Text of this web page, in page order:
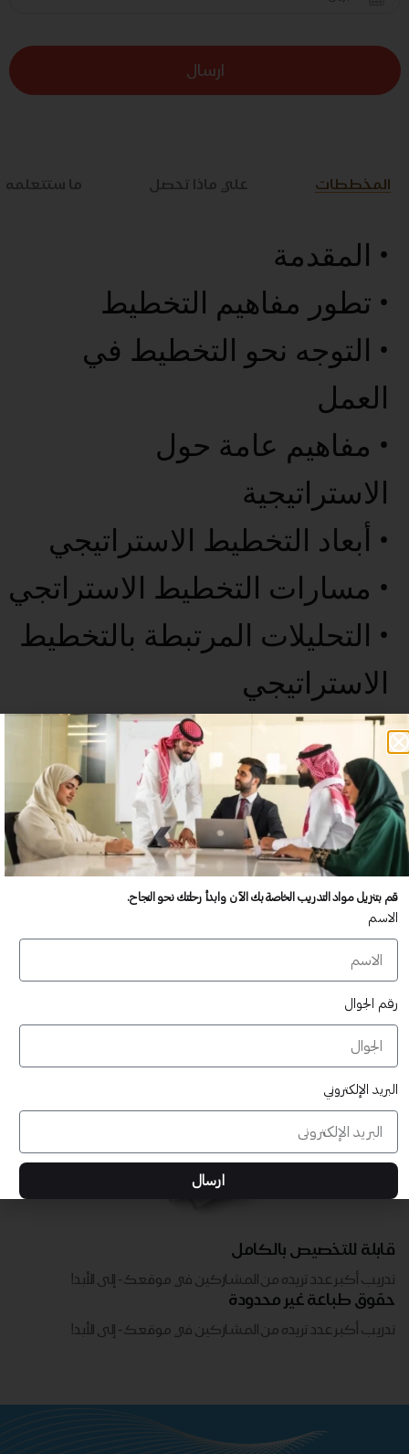
ارسال
المخططات علي ماذا تحصل ما ستتعلمه
• المقدمة
• تطور مفاهيم التخطيط
• التوجه نحو التخطيط في
العمل
• مفاهيم عامة حول
الاستراتيجية
• أبعاد التخطيط الاستراتيجي
• مسارات التخطيط الاستراتجي
• التحليلات المرتبطة بالتخطيط
الاستراتيجي
• الخاتمة
عدد غير محدود من المستخدمين
تدريب أكبر عدد تريده من المشاركين في موقعك - ​​إلى الأبد!
لا توجد رسوم تجديد سنوية
تدريب أكبر عدد تريده من المشاركين في موقعك - ​​إلى الأبد!
قابلة للتخصيص بالكامل
تدريب أكبر عدد تريده من المشاركين في موقعك - ​​إلى الأبد!
حقوق طباعة غير محدودة
تدريب أكبر عدد تريده من المشاركين في موقعك - ​​إلى الأبد!
قم بتنزيل مواد التدريب الخاصة بك الآن وابدأ رحلتك نحو النجاح.
الاسم
رقم الجوال
البريد الإلكتروني
ارسال